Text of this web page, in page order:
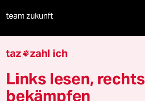
team zukunft
taz lab Infobrief
taz zahl ich
Links lesen, rechts
bekämpfen